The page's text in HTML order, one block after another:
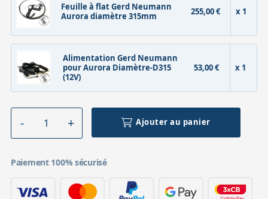
Feuille à flat Gerd Neumann
Aurora diamètre 315mm
255,00 € x 1
Alimentation Gerd Neumann
pour Aurora Diamètre-D315
(12V)
53,00 € x 1
Ajouter au panier
Paiement 100% sécurisé